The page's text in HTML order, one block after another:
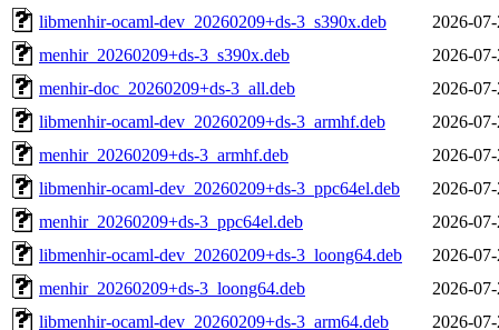
libmenhir-ocaml-dev_20260209+ds-3_s390x.deb
2026-
menhir_20260209+ds-3_s390x.deb
2026-
menhir-doc_20260209+ds-3_all.deb
2026-
libmenhir-ocaml-dev_20260209+ds-3_armhf.deb
2026-
menhir_20260209+ds-3_armhf.deb
2026-
libmenhir-ocaml-dev_20260209+ds-3_ppc64el.deb
2026-
menhir_20260209+ds-3_ppc64el.deb
2026-
libmenhir-ocaml-dev_20260209+ds-3_loong64.deb
2026-
menhir_20260209+ds-3_loong64.deb
2026-
libmenhir-ocaml-dev_20260209+ds-3_arm64.deb
2026-